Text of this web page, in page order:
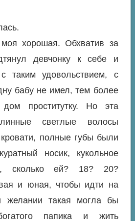
хорошая. Обхватив за
девчонку к себе и
таким удовольствием, с
бабу не имел, тем более
проститутку. Но эта
светлые волосы
полные губы были
носик, кукольное
сколько ей? 18? 20?
и юная, чтобы идти на
желании такая могла бы
папика и жить